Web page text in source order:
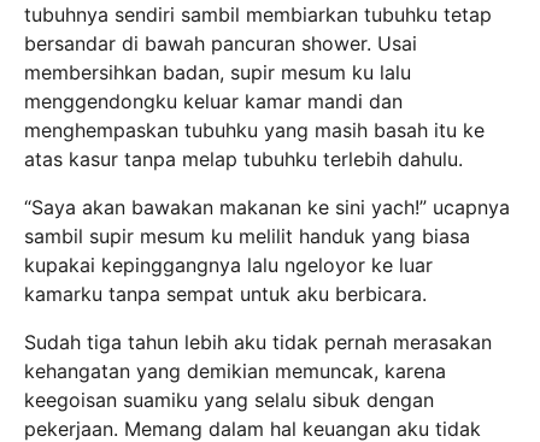
tubuhnya sendiri sambil membiarkan tubuhku tetap
bersandar di bawah pancuran shower. Usai
membersihkan badan, supir mesum ku lalu
menggendongku keluar kamar mandi dan
menghempaskan tubuhku yang masih basah itu ke
atas kasur tanpa melap tubuhku terlebih dahulu.
“Saya akan bawakan makanan ke sini yach!” ucapnya
sambil supir mesum ku melilit handuk yang biasa
kupakai kepinggangnya lalu ngeloyor ke luar
kamarku tanpa sempat untuk aku berbicara.
Sudah tiga tahun lebih aku tidak pernah merasakan
kehangatan yang demikian memuncak, karena
keegoisan suamiku yang selalu sibuk dengan
pekerjaan. Memang dalam hal keuangan aku tidak